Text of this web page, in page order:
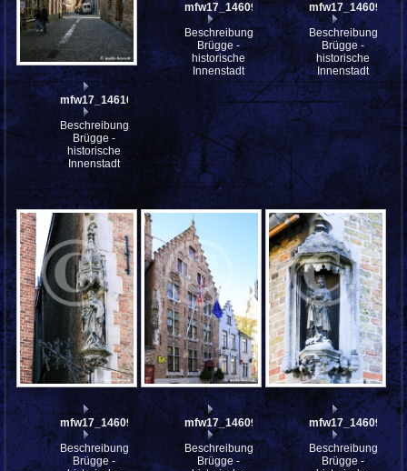
mfw17_146100
Beschreibung:
Brügge -
historische
Innenstadt
mfw17_146097st
Beschreibung:
Brügge -
historische
Innenstadt
mfw17_146096
Beschreibung:
Brügge -
historische
Innenstadt
mfw17_146094
Beschreibung:
Brügge -
mfw17_146093
Beschreibung:
Brügge -
mfw17_146092
Beschreibung:
Brügge -